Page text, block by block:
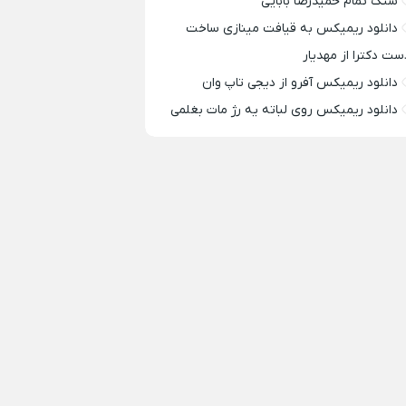
دانلود ریمیکس به قیافت مینازی ساخت
دکترا از مهدیار
دانلود ریمیکس آفرو از ديجی تاپ وان
دانلود ریمیکس روی لباته یه رژ مات بغلمی